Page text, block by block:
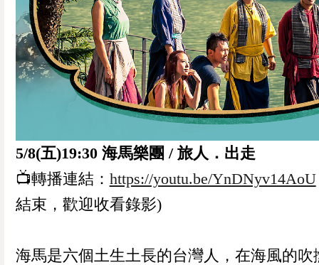
5/8(五)19:30 海馬樂團 / 旅人．出走
📺轉播連結： https://youtu.be/YnDNyv14AoU
結束，歡迎收看錄影)
海馬是六個土生土長的台灣人，在海風的吹